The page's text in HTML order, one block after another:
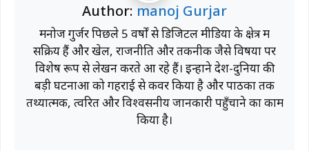
Author: manoj Gurjar
मनोज गुर्जर पिछले 5 वर्षों से डिजिटल मीडिया के क्षेत्र में
सक्रिय हैं और खेल, राजनीति और तकनीक जैसे विषयों पर
विशेष रूप से लेखन करते आ रहे हैं। इन्होंने देश-दुनिया की
बड़ी घटनाओं को गहराई से कवर किया है और पाठकों तक
तथ्यात्मक, त्वरित और विश्वसनीय जानकारी पहुँचाने का काम
किया है।